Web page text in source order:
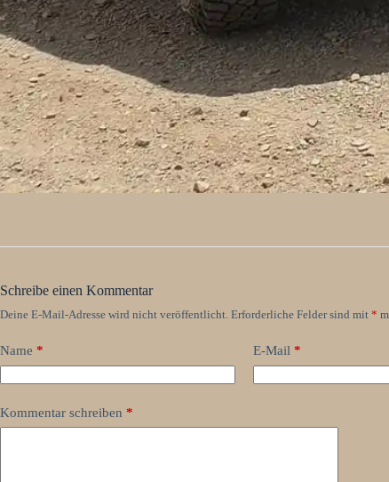
Schreibe einen Kommentar
Deine E-Mail-Adresse wird nicht veröffentlicht. Erforderliche Felder sind mit *
Name * E-Mail *
Kommentar schreiben *